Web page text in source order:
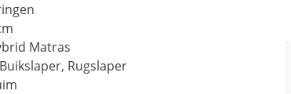
Matras
Rugslaper